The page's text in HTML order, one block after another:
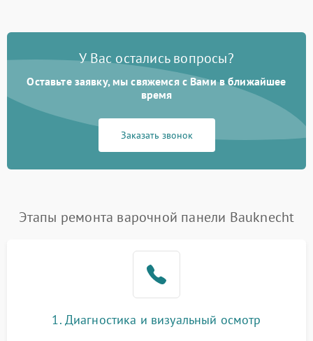
У Вас остались вопросы?
Оставьте заявку, мы свяжемся с Вами в ближайшее
время
Заказать звонок
Этапы ремонта варочной панели Bauknecht
1. Диагностика и визуальный осмотр